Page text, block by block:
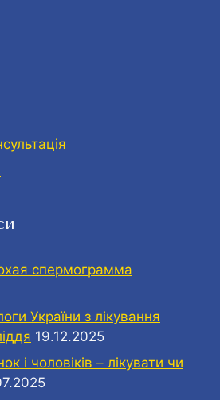
спермограмма
України з лікування
19.12.2025
і чоловіків – лікувати чи